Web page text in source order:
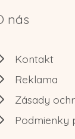
nás
Kontakt
Reklama
Zásady
Podmienky